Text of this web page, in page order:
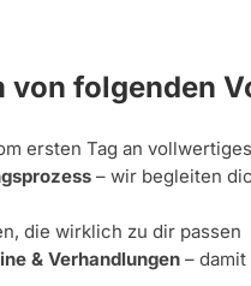
von folgenden
ersten Tag an
– wir begleiten
die wirklich zu dir passen
& Verhandlungen –